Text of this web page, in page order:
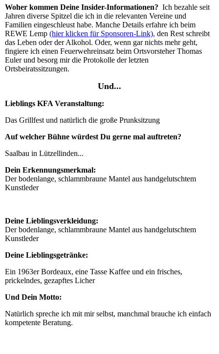
Woher kommen Deine Insider-Informationen? Ich bezahle seit
Jahren diverse Spitzel die ich in die relevanten Vereine und
Familien eingeschleust habe. Manche Details erfahre ich beim
REWE Lemp (hier klicken für Sponsoren-Link), den Rest schreibt
das Leben oder der Alkohol. Oder, wenn gar nichts mehr geht,
fingiere ich einen Feuerwehreinsatz beim Ortsvorsteher Thomas
Euler und besorg mir die Protokolle der letzten
Ortsbeiratssitzungen.
Und...
Lieblings KFA Veranstaltung:
Das Grillfest und natürlich die große Prunksitzung
Auf welcher Bühne würdest Du gerne mal auftreten?
Saalbau in Lützellinden...
Dein Erkennungsmerkmal:
Der bodenlange, schlammbraune Mantel aus handgelutschtem
Kunstleder
Deine Lieblingsverkleidung:
Der bodenlange, schlammbraune Mantel aus handgelutschtem
Kunstleder
Deine Lieblingsgetränke:
Ein 1963er Bordeaux, eine Tasse Kaffee und ein frisches,
prickelndes, gezapftes Licher
Und Dein Motto:
Natürlich spreche ich mit mir selbst, manchmal brauche ich einfach
kompetente Beratung.